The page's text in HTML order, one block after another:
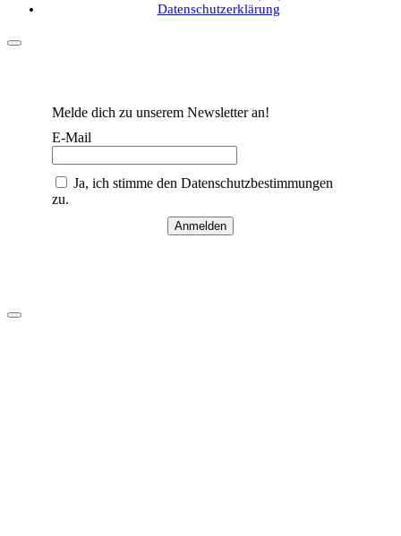
Datenschutzerklärung
Melde dich zu unserem Newsletter an!
E-Mail
Ja, ich stimme den Datenschutzbestimmungen
zu.
Anmelden